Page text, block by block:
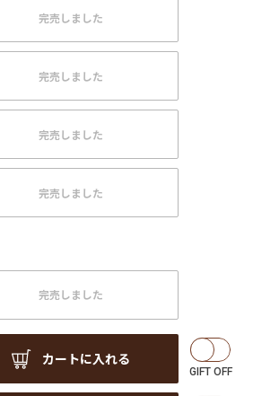
完売しました
完売しました
完売しました
完売しました
完売しました
カートに入れる